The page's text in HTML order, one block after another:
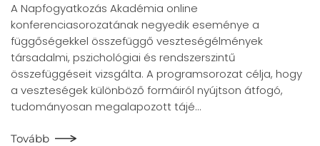
A Napfogyatkozás Akadémia online
konferenciasorozatának negyedik eseménye a
függőségekkel összefüggő veszteségélmények
társadalmi, pszichológiai és rendszerszintű
összefüggéseit vizsgálta. A programsorozat célja, hogy
a veszteségek különböző formáiról nyújtson átfogó,
tudományosan megalapozott tájé…
Tovább